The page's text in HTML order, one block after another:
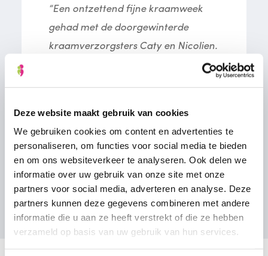
Deze website maakt gebruik van cookies
We gebruiken cookies om content en advertenties te
personaliseren, om functies voor social media te bieden
en om ons websiteverkeer te analyseren. Ook delen we
informatie over uw gebruik van onze site met onze
partners voor social media, adverteren en analyse. Deze
partners kunnen deze gegevens combineren met andere
informatie die u aan ze heeft verstrekt of die ze hebben
verzameld op basis van uw gebruik van hun services.
“Een ontzettend fijne kraamweek
gehad met de doorgewinterde
kraamverzorgsters Caty en Nicolien.
Bekijk alle ervaringen